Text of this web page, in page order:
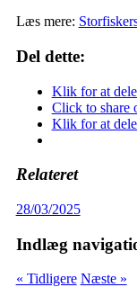
Læs mere:
Del dette:
Klik for at
Click to share
Klik for at
Relateret
28/03/2025
Indlæg
« Tidligere Næste »